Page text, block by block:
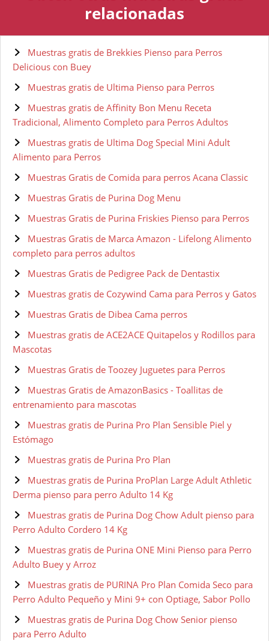
relacionadas
Muestras gratis de Brekkies Pienso para Perros
Delicious con Buey
Muestras gratis de Ultima Pienso para Perros
Muestras gratis de Affinity Bon Menu Receta
Tradicional, Alimento Completo para Perros Adultos
Muestras gratis de Ultima Dog Special Mini Adult
Alimento para Perros
Muestras Gratis de Comida para perros Acana Classic
Muestras Gratis de Purina Dog Menu
Muestras Gratis de Purina Friskies Pienso para Perros
Muestras Gratis de Marca Amazon - Lifelong Alimento
completo para perros adultos
Muestras Gratis de Pedigree Pack de Dentastix
Muestras gratis de Cozywind Cama para Perros y Gatos
Muestras Gratis de Dibea Cama perros
Muestras gratis de ACE2ACE Quitapelos y Rodillos para
Mascotas
Muestras Gratis de Toozey Juguetes para Perros
Muestras Gratis de AmazonBasics - Toallitas de
entrenamiento para mascotas
Muestras gratis de Purina Pro Plan Sensible Piel y
Estómago
Muestras gratis de Purina Pro Plan
Muestras gratis de Purina ProPlan Large Adult Athletic
Derma pienso para perro Adulto 14 Kg
Muestras gratis de Purina Dog Chow Adult pienso para
Perro Adulto Cordero 14 Kg
Muestras gratis de Purina ONE Mini Pienso para Perro
Adulto Buey y Arroz
Muestras gratis de PURINA Pro Plan Comida Seco para
Perro Adulto Pequeño y Mini 9+ con Optiage, Sabor Pollo
Muestras gratis de Purina Dog Chow Senior pienso
para Perro Adulto